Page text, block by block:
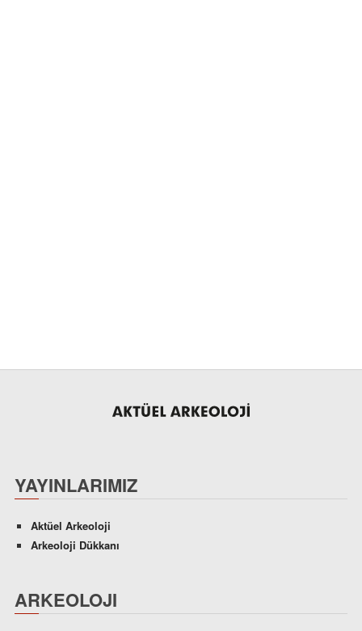
YAYINLARIMIZ
Aktüel Arkeoloji
Arkeoloji Dükkanı
ARKEOLOJI